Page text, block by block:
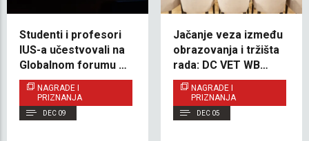
Studenti i profesori
IUS-a učestvovali na
Globalnom forumu o
miru i baštini u Firenci
NAGRADE I
PRIZNANJA
DEC 09
Jačanje veza između
obrazovanja i tržišta
rada: DC VET WB
Multiplier događaj na
IUS-u
NAGRADE I
PRIZNANJA
DEC 05